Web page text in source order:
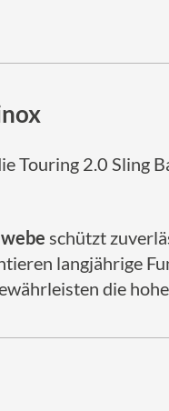
Touring 2.0 Sling
schützt
langjährige
die